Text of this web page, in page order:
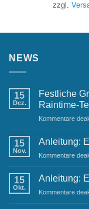
zzgl.
NEWS
15
Dez.
Festliche
Raintime-
Kommentare
15
Nov.
Anleitung:
Kommentare
15
Okt.
Anleitung:
Kommentare